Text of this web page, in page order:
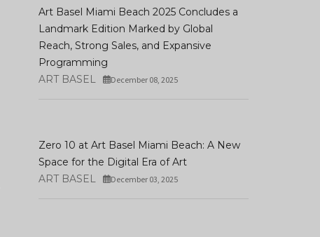
Art Basel Miami Beach 2025 Concludes a
Landmark Edition Marked by Global
Reach, Strong Sales, and Expansive
Programming
ART BASEL
December 08, 2025
Zero 10 at Art Basel Miami Beach: A New
Space for the Digital Era of Art
ART BASEL
December 03, 2025